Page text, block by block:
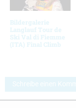
Bildergalerie
Langlauf Tour de
Ski Val di Fiemme
(ITA) Final Climb
Schreibe einen